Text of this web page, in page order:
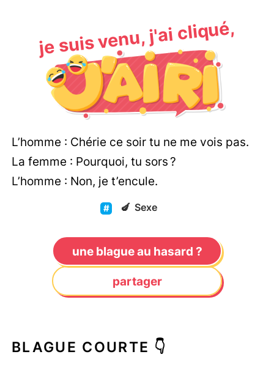
je suis venu, j'ai cliqué,
L’homme : Chérie ce soir tu ne me vois pas.
La femme : Pourquoi, tu sors ?
L’homme : Non, je t’encule.
🍆 Sexe
une blague au hasard ?
partager
BLAGUE COURTE 👇